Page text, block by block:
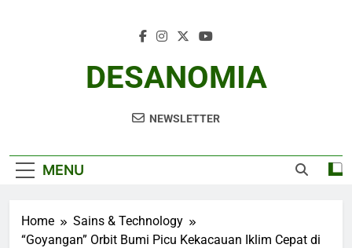
DESANOMIA
NEWSLETTER
MENU
Home
Sains & Technology
“Goyangan” Orbit Bumi Picu Kekacauan Iklim Cepat di